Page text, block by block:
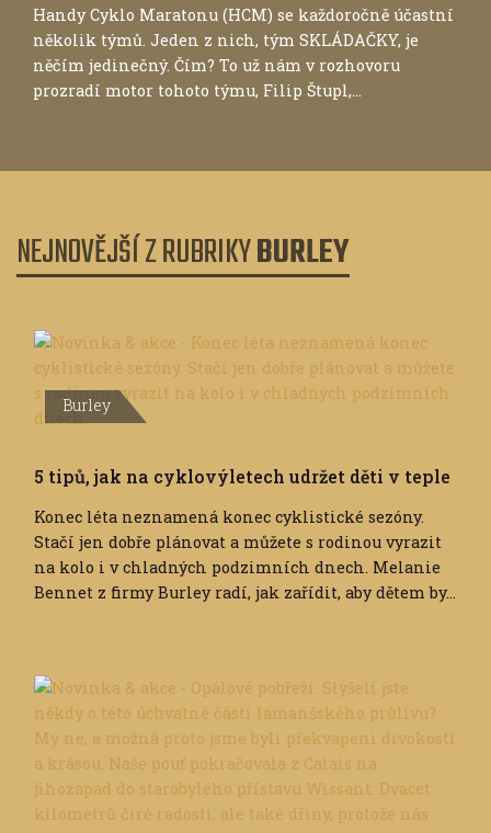
Handy Cyklo Maratonu (HCM) se každoročně účastní
několik týmů. Jeden z nich, tým SKLÁDAČKY, je
něčím jedinečný. Čím? To už nám v rozhovoru
prozradí motor tohoto týmu, Filip Štupl,...
NEJNOVĚJŠÍ Z RUBRIKYBURLEY
Burley
5 tipů, jak na cyklovýletech udržet děti v teple
Konec léta neznamená konec cyklistické sezóny.
Stačí jen dobře plánovat a můžete s rodinou vyrazit
na kolo i v chladných podzimních dnech. Melanie
Bennet z firmy Burley radí, jak zařídit, aby dětem by...